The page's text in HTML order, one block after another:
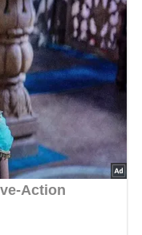
und über den
darüber geben
Ofen backen.
abkochen. Als